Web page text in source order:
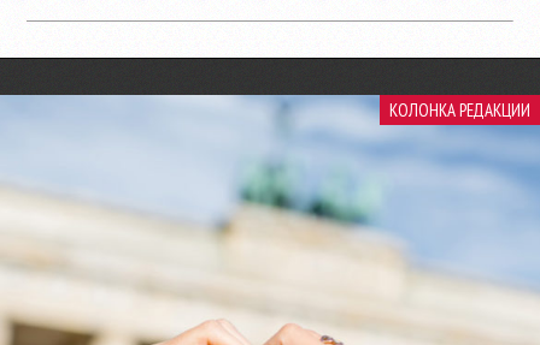
КОЛОНКА РЕДАКЦИИ